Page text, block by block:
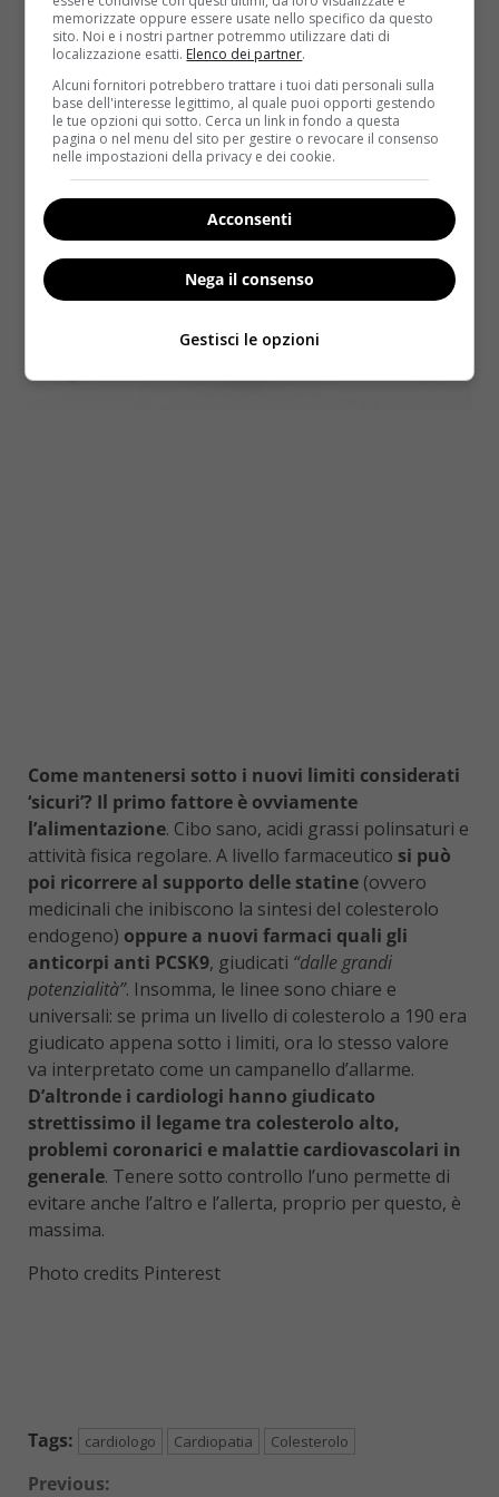
discorso si fa più generico(LEGGI ANCHE:
COLESTEROLO ALTO, KILLER SILENZIOSO: 2,5
MILIONI DI ITALIANI SONO A RISCHIO E NON LO
SANNO).
Come mantenersi sotto i nuovi limiti considerati
‘sicuri’? Il primo fattore è ovviamente
l’alimentazione. Cibo sano, acidi grassi polinsaturi e
attività fisica regolare. A livello farmaceutico si può
poi ricorrere al supporto delle statine (ovvero
medicinali che inibiscono la sintesi del colesterolo
endogeno) oppure a nuovi farmaci quali gli
anticorpi anti PCSK9, giudicati “dalle grandi
potenzialità”. Insomma, le linee sono chiare e
universali: se prima un livello di colesterolo a 190 era
giudicato appena sotto i limiti, ora lo stesso valore
va interpretato come un campanello d’allarme.
D’altronde i cardiologi hanno giudicato
strettissimo il legame tra colesterolo alto,
problemi coronarici e malattie cardiovascolari in
generale. Tenere sotto controllo l’uno permette di
evitare anche l’altro e l’allerta, proprio per questo, è
massima.
Photo credits Pinterest
Tags: cardiologo Cardiopatia Colesterolo
Previous:
memorizzate oppure essere usate nello specifico da questo
sito. Noi e i nostri partner potremmo utilizzare dati di
localizzazione esatti. Elenco dei partner.
Alcuni fornitori potrebbero trattare i tuoi dati personali sulla
base dell'interesse legittimo, al quale puoi opporti gestendo
le tue opzioni qui sotto. Cerca un link in fondo a questa
pagina o nel menu del sito per gestire o revocare il consenso
nelle impostazioni della privacy e dei cookie.
Acconsenti
Nega il consenso
Gestisci le opzioni